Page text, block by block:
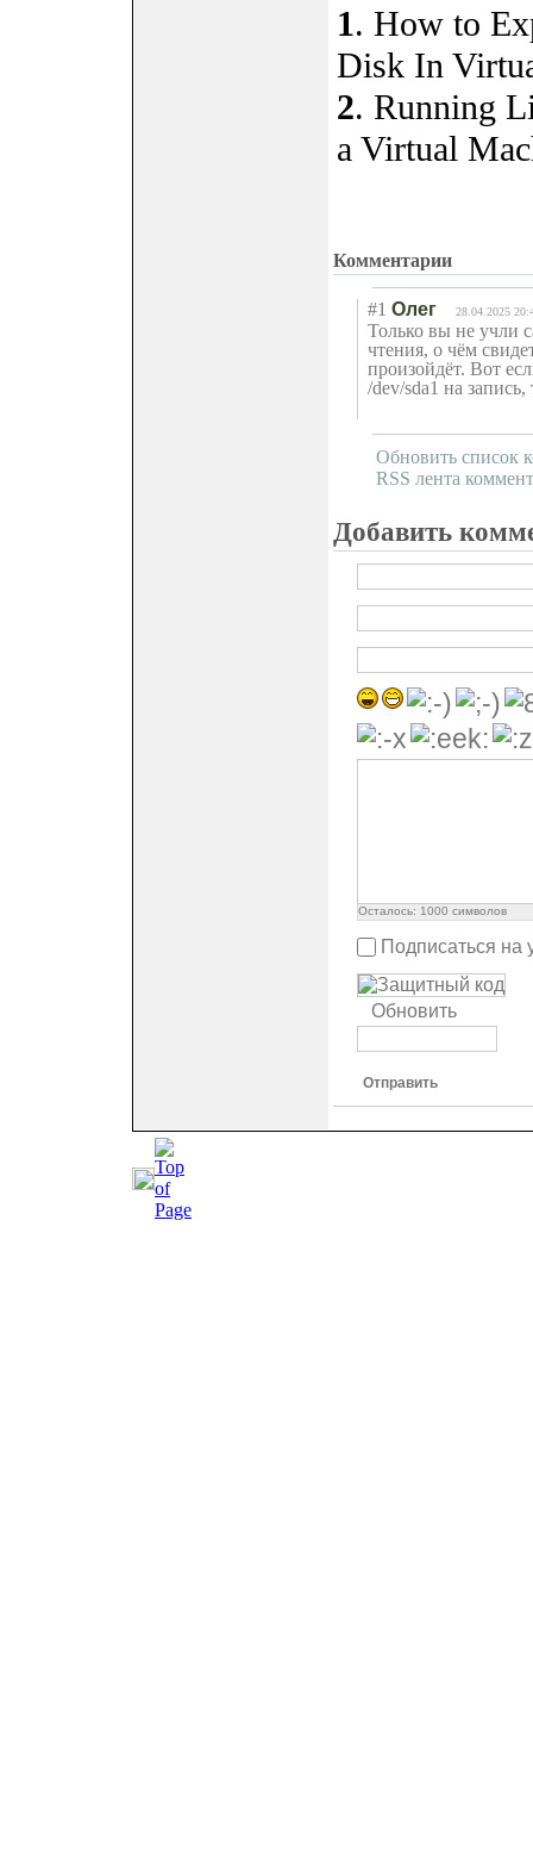
1. How to
Disk In
2. Running
a Virtual
Комментарии
#1 Олег 28.04.2025
Только вы не учли
чтения, о чём
произойдёт. Вот
/dev/sda1 на
Обновить список
RSS лента
Добавить
Осталось: 1000 символов
Подписаться на
Обновить
Отправить